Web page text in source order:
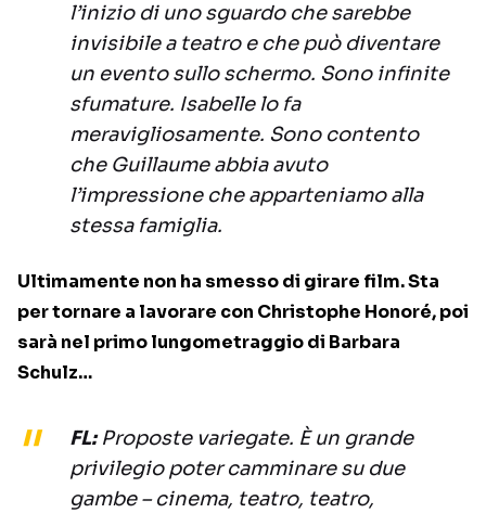
l’inizio di uno sguardo che sarebbe
invisibile a teatro e che può diventare
un evento sullo schermo. Sono infinite
sfumature. Isabelle lo fa
meravigliosamente. Sono contento
che Guillaume abbia avuto
l’impressione che apparteniamo alla
stessa famiglia.
Ultimamente non ha smesso di girare film. Sta
per tornare a lavorare con Christophe Honoré, poi
sarà nel primo lungometraggio di Barbara
Schulz…
FL:Proposte variegate. È un grande
privilegio poter camminare su due
gambe – cinema, teatro, teatro,